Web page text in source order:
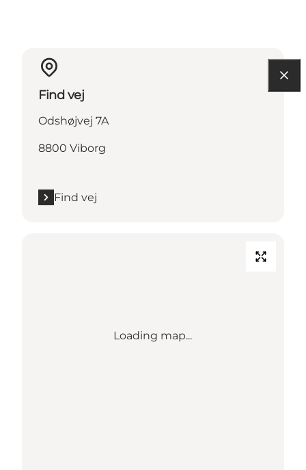
Find vej
Odshøjvej 7A
8800 Viborg
Find vej
Loading map...